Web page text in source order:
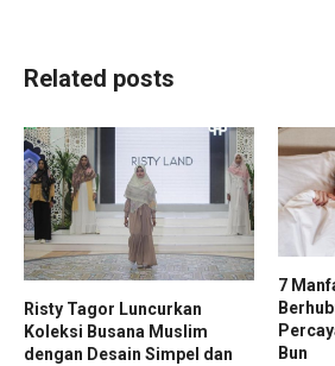
Related posts
Risty Tagor Luncurkan
Koleksi Busana Muslim
dengan Desain Simpel dan
7
Bun